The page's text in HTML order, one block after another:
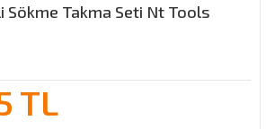
Sökme Takma Seti Nt Tools
TL